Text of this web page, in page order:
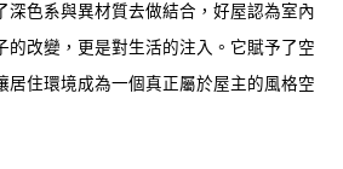
深色系與異材質去做結合，好屋認為室內
的改變，更是對生活的注入。它賦予了空
居住環境成為一個真正屬於屋主的風格空